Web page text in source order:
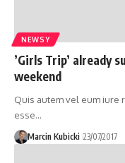
NEWSY
’Girls Trip’ already
weekend
Quis autem vel eum iure
esse…
Marcin Kubicki 23/07/2017